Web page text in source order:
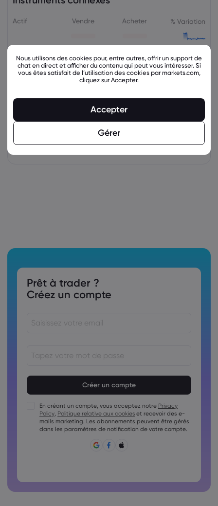
Actif Vendre Acheter % Variation
latest_education_articles
Prêt à trader ?
Créez un compte
15&nbsp;caractères
Le mot de passe doit contenir au moins 1 caractère
numérique
Le mot de passe doit contenir au moins 1 lettre majuscule.
Le mot de passe doit contenir au moins 1 lettre minuscule
En créant un compte, vous acceptez notre Privacy
Policy, Politique relative aux cookies et recevoir des e-
mails marketing. Les abonnements peuvent être gérés
dans les paramètres de notification de votre compte.
Nous utilisons des cookies pour, entre autres, offrir un support de
chat en direct et afficher du contenu qui peut vous intéresser. Si
vous êtes satisfait de l’utilisation des cookies par markets.com,
cliquez sur Accepter.
Accepter
Gérer